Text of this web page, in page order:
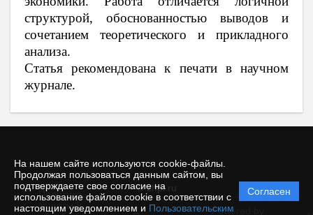
На нашем сайте используются cookie-файлы.
Продолжая пользоваться данным сайтом, вы
подтверждаете свое согласие на
использование файлов cookie в соответствии с
настоящим уведомлением и Пользовательским
Согласен
структурой, обоснованностью выводов и
сочетанием теоретического и прикладного
анализа.
Статья рекомендована к печати в научном
журнале.
© zhpi.ru
Политика
защиты и
Powered by